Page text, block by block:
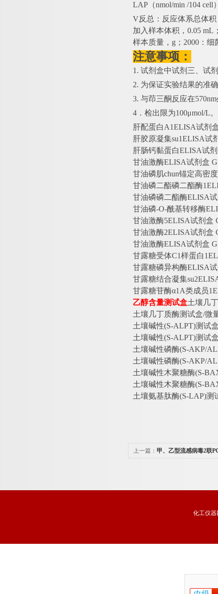
LAP（nmol/min /104
V反总：反应体系总体积
加入样本体积，0.05 mL
样本质量，g；2000：
注意事项：
1. 试剂盒中试剂三、试
2. 为保证实验结果的准
3. 与茚三酮反应在
4．检出限为100μmol/L。
肝配蛋白A1ELISA试剂
肝胶原凝集su1ELISA试
肝肠钙黏蛋白ELISA试
甘油激酶ELISA试剂盒
甘油磷肌chun锚定高密
甘油磷二酯磷二酯酶
甘油磷磷二酯酶ELISA
甘油磷-O-酰基转移酶
甘油激酶5ELISA试剂盒
甘油激酶2ELISA试剂盒
甘油激酶ELISA试剂盒
甘露糖受体C1样蛋白
甘露糖磷异构酶ELISA
甘露糖结合凝集
甘露糖苷酶α1A类成员
乙醇含量测试盒土壤几
土壤几丁质酶测试盒/微
土壤碱性(S-ALPT)测试
土壤碱性(S-ALPT)测试
土壤碱性磷酶(S-AKP/
土壤碱性磷酶(S-AKP/
土壤碱性木聚糖酶(S-
土壤碱性木聚糖酶(S-
土壤氨基肽酶(S-LAP)测
上一篇： 甲、乙型流感病毒2联
化工仪器